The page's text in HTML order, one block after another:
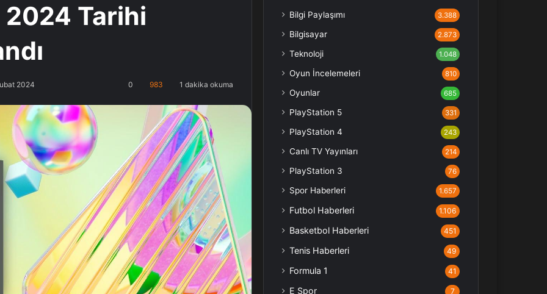
Tarihi
2024 0 983 1 dakika okuma
Bilgi Paylaşımı 3.388
Bilgisayar 2.873
Teknoloji 1.048
Oyun İncelemeleri 810
Oyunlar 685
PlayStation 5 331
PlayStation 4 243
Canlı TV Yayınları 214
PlayStation 3 76
Spor Haberleri 1.657
Futbol Haberleri 1.106
Basketbol Haberleri 451
Tenis Haberleri 49
Formula 1 41
E Spor 7